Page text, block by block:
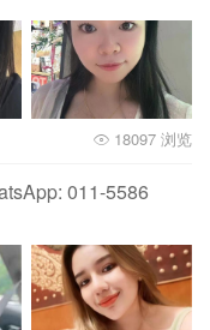
18097 浏览
011-5586